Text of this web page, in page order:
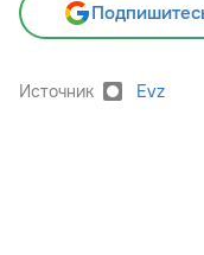
Источник Evz